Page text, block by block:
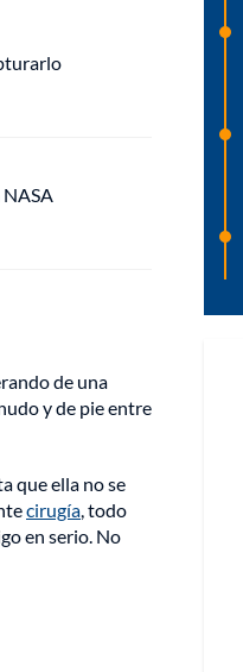
NASA
de una
y de pie entre
que ella no se
cirugía, todo
en serio. No